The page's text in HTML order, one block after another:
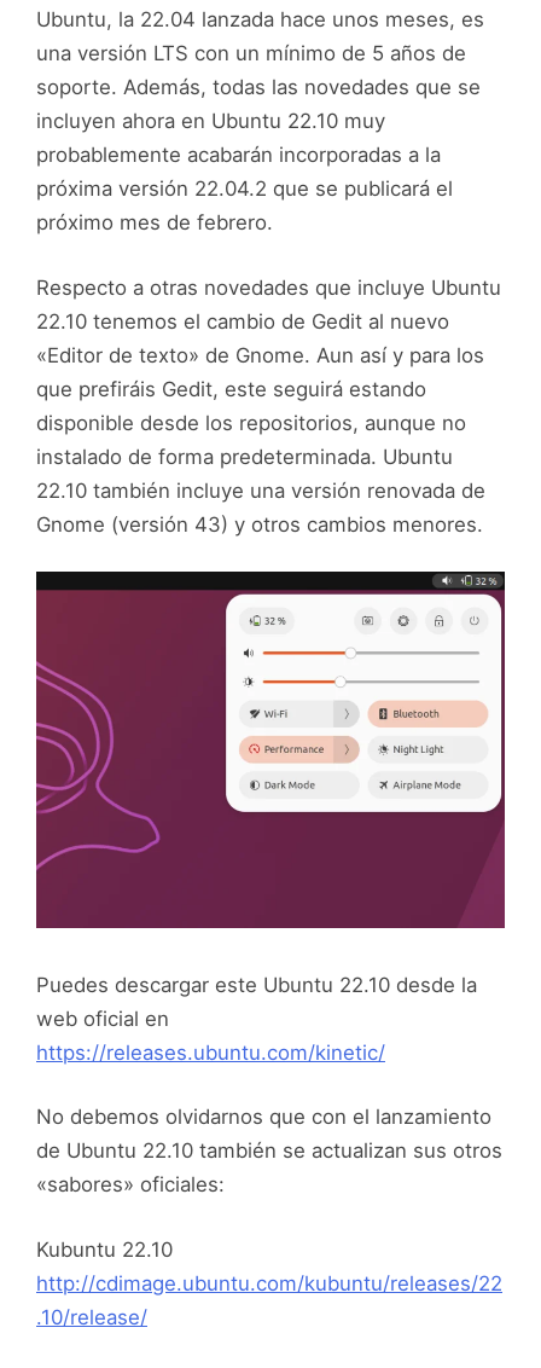
Ubuntu, la 22.04 lanzada hace unos meses, es
una versión LTS con un mínimo de 5 años de
soporte. Además, todas las novedades que se
incluyen ahora en Ubuntu 22.10 muy
probablemente acabarán incorporadas a la
próxima versión 22.04.2 que se publicará el
próximo mes de febrero.
Respecto a otras novedades que incluye Ubuntu
22.10 tenemos el cambio de Gedit al nuevo
«Editor de texto» de Gnome. Aun así y para los
que prefiráis Gedit, este seguirá estando
disponible desde los repositorios, aunque no
instalado de forma predeterminada. Ubuntu
22.10 también incluye una versión renovada de
Gnome (versión 43) y otros cambios menores.
Puedes descargar este Ubuntu 22.10 desde la
web oficial en
https://releases.ubuntu.com/kinetic/
No debemos olvidarnos que con el lanzamiento
de Ubuntu 22.10 también se actualizan sus otros
«sabores» oficiales:
Kubuntu 22.10
http://cdimage.ubuntu.com/kubuntu/releases/22
.10/release/